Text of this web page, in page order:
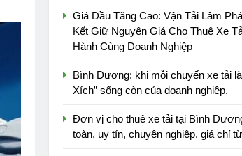
Giá Dầu Tăng Cao: Vận Tải Lâm
Kết Giữ Nguyên Giá Cho Thuê Xe
Hành Cùng Doanh Nghiệp
Bình Dương: khi mỗi chuyến xe tải
Xích” sống còn của doanh nghiệp.
Đơn vị cho thuê xe tải tại Bình
toàn, uy tín, chuyên nghiệp, giá chỉ